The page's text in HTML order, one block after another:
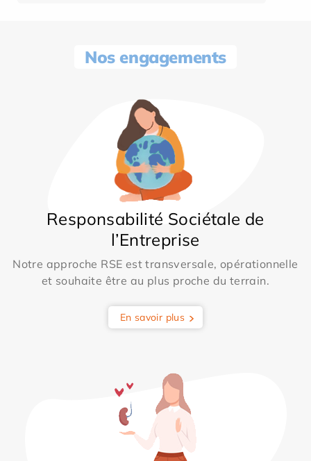
Nos engagements
Responsabilité Sociétale de
l’Entreprise
Notre approche RSE est transversale, opérationnelle
et souhaite être au plus proche du terrain.
En savoir plus